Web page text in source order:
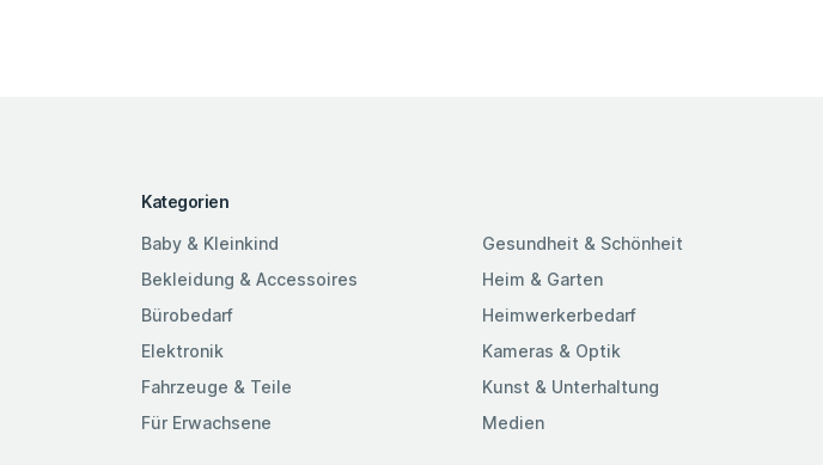
Kategorien
Baby & Kleinkind
Bekleidung & Accessoires
Bürobedarf
Elektronik
Fahrzeuge & Teile
Für Erwachsene
Gesundheit & Schönheit
Heim & Garten
Heimwerkerbedarf
Kameras & Optik
Kunst & Unterhaltung
Medien